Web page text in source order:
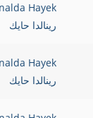
Hayek
رينالدا حايك
Hayek
رينالدا حايك